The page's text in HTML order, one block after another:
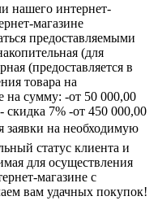
нашего интернет-
магазине
предоставляемыми
(для
(предоставляется в
товара на
сумму: -от 50 000,00
скидка 7% -от 450 000,00
заявки на необходимую
статус клиента и
для осуществления
магазине с
вам удачных покупок!